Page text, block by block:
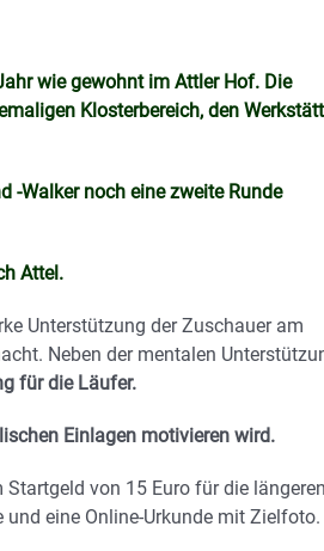
wie gewohnt im Attler Hof. Die
Klosterbereich, den
-Walker noch eine zweite Runde
Attel.
Unterstützung der Zuschauer am
Neben der mentalen
für die Läufer.
Einlagen motivieren wird.
von 15 Euro für die
eine Online-Urkunde mit Zielfoto.